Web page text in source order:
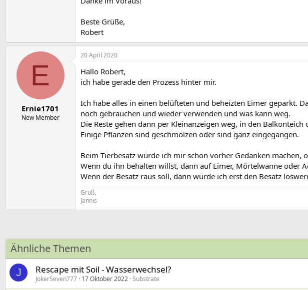
Beste Grüße,
Robert
E
Ernie1701
New Member
20 April 2020
Hallo Robert,
ich habe gerade den Prozess hinter mir.
Ich habe alles in einen belüfteten und beheizten Eimer geparkt.
noch gebrauchen und wieder verwenden und was kann weg.
Die Reste gehen dann per Kleinanzeigen weg, in den Balkonteich
Einige Pflanzen sind geschmolzen oder sind ganz eingegangen.
Beim Tierbesatz würde ich mir schon vorher Gedanken machen,
Wenn du ihn behalten willst, dann auf Eimer, Mörtelwanne oder
Wenn der Besatz raus soll, dann würde ich erst den Besatz
Gruß,
Jannis
Ähnliche Themen
J Rescape mit Soil - Wasserwechsel?
JokerSeven777 17 Oktober 2022 Substrate